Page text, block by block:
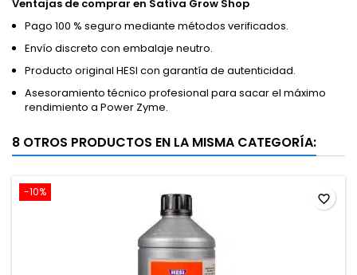
Ventajas de comprar en Sativa Grow Shop
Pago 100 % seguro mediante métodos verificados.
Envío discreto con embalaje neutro.
Producto original HESI con garantía de autenticidad.
Asesoramiento técnico profesional para sacar el máximo
rendimiento a Power Zyme.
8 OTROS PRODUCTOS EN LA MISMA CATEGORÍA:
-10% favorite_border